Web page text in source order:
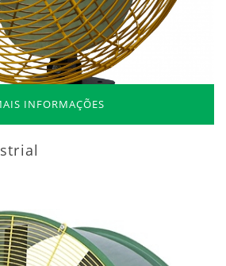
INFORMAÇÕES